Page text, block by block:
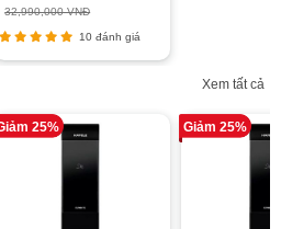
32,990,000 VNĐ
10 đánh giá
Xem tất cả
25% Giảm 25%